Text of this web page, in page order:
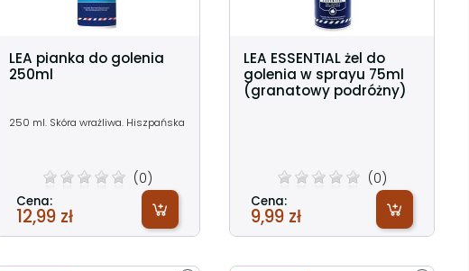
LEA pianka do golenia
250ml
250 ml. Skóra wrażliwa. Hiszpańska
(0)
Cena:
12,99 zł
LEA ESSENTIAL żel do
golenia w sprayu 75ml
(granatowy podróżny)
(0)
Cena:
9,99 zł